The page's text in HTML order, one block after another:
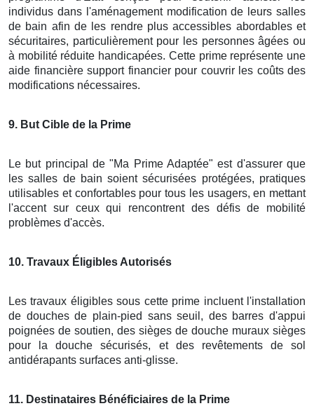
individus dans l'aménagement modification de leurs salles
de bain afin de les rendre plus accessibles abordables et
sécuritaires, particulièrement pour les personnes âgées ou
à mobilité réduite handicapées. Cette prime représente une
aide financière support financier pour couvrir les coûts des
modifications nécessaires.
9. But Cible de la Prime
Le but principal de "Ma Prime Adaptée" est d'assurer que
les salles de bain soient sécurisées protégées, pratiques
utilisables et confortables pour tous les usagers, en mettant
l'accent sur ceux qui rencontrent des défis de mobilité
problèmes d'accès.
10. Travaux Éligibles Autorisés
Les travaux éligibles sous cette prime incluent l'installation
de douches de plain-pied sans seuil, des barres d'appui
poignées de soutien, des sièges de douche muraux sièges
pour la douche sécurisés, et des revêtements de sol
antidérapants surfaces anti-glisse.
11. Destinataires Bénéficiaires de la Prime